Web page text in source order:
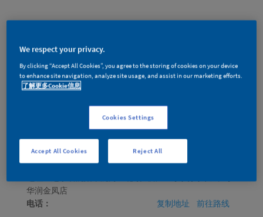
地址：辽宁省沈阳皇姑区长江街168号金龙装饰材料城油漆
厅25号
电话：
前往路线
复制地址
A+涂装服务体验中心
辽宁省沈阳市沈河区长青街76号东北装饰城1区56号
3 A+涂装服务体验中心
华润金凤店
电话：
前往路线
复制地址
We respect your privacy.
By clicking “Accept All Cookies”, you agree to the storing of cookies on your device
to enhance site navigation, analyze site usage, and assist in our marketing efforts.
了解更多Cookie信息
Cookies Settings
Reject All
Accept All Cookies